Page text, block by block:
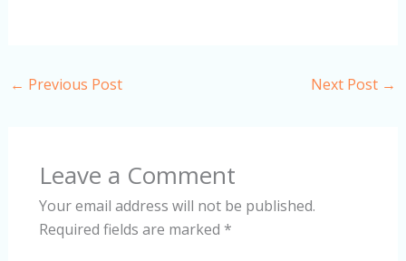
← Previous Post Next Post →
Leave a Comment
Your email address will not be published.
Required fields are marked *